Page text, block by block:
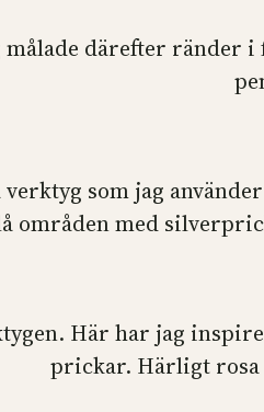
målade därefter
som jag
områden med
Här har jag
prickar. Härligt rosa